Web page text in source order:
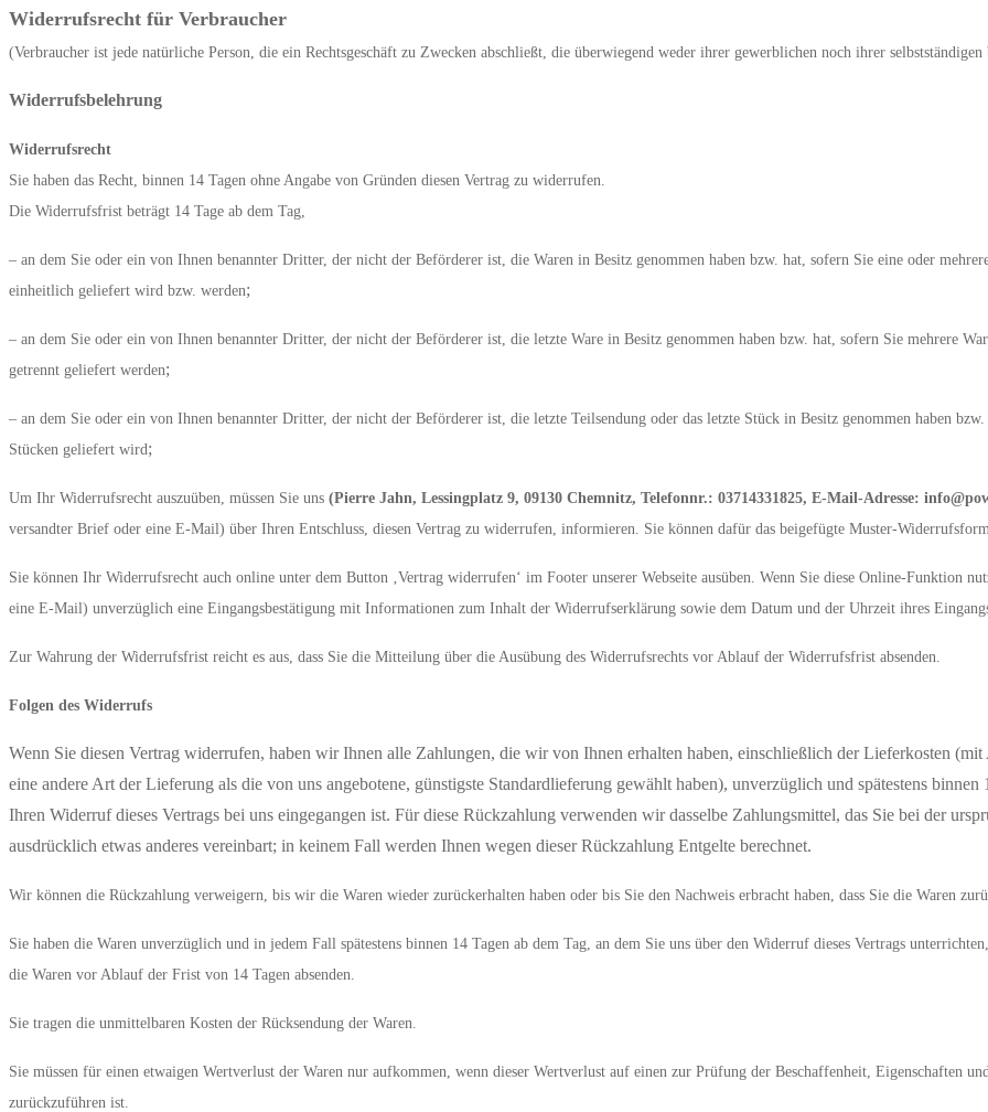
Widerrufsrecht für Verbraucher
(Verbraucher ist jede natürliche Person, die ein Rechtsgeschäft zu Zwecken abschließt, die überwiegend weder ihrer gewerblichen noch ihrer
Widerrufsbelehrung
Widerrufsrecht
Sie haben das Recht, binnen 14 Tagen ohne Angabe von Gründen diesen Vertrag zu widerrufen.
Die Widerrufsfrist beträgt 14 Tage ab dem Tag,
– an dem Sie oder ein von Ihnen benannter Dritter, der nicht der Beförderer ist, die Waren in Besitz genommen haben bzw. hat, sofern Sie eine oder
einheitlich geliefert wird bzw. werden;
– an dem Sie oder ein von Ihnen benannter Dritter, der nicht der Beförderer ist, die letzte Ware in Besitz genommen haben bzw. hat, sofern Sie mehrere
getrennt geliefert werden;
– an dem Sie oder ein von Ihnen benannter Dritter, der nicht der Beförderer ist, die letzte Teilsendung oder das letzte Stück in Besitz genommen haben
Stücken geliefert wird;
Um Ihr Widerrufsrecht auszuüben, müssen Sie uns (Pierre Jahn, Lessingplatz 9, 09130 Chemnitz, Telefonnr.: 03714331825, E-Mail-Adresse:
versandter Brief oder eine E-Mail) über Ihren Entschluss, diesen Vertrag zu widerrufen, informieren. Sie können dafür das beigefügte Muster-
Sie können Ihr Widerrufsrecht auch online unter dem Button ‚Vertrag widerrufen‘ im Footer unserer Webseite ausüben. Wenn Sie diese Online-Funktion
eine E-Mail) unverzüglich eine Eingangsbestätigung mit Informationen zum Inhalt der Widerrufserklärung sowie dem Datum und der Uhrzeit ihres
Zur Wahrung der Widerrufsfrist reicht es aus, dass Sie die Mitteilung über die Ausübung des Widerrufsrechts vor Ablauf der Widerrufsfrist absenden.
Folgen des Widerrufs
Wenn Sie diesen Vertrag widerrufen, haben wir Ihnen alle Zahlungen, die wir von Ihnen erhalten haben, einschließlich der Lieferkosten (mit
eine andere Art der Lieferung als die von uns angebotene, günstigste Standardlieferung gewählt haben), unverzüglich und spätestens binnen
Ihren Widerruf dieses Vertrags bei uns eingegangen ist. Für diese Rückzahlung verwenden wir dasselbe Zahlungsmittel, das Sie bei der
ausdrücklich etwas anderes vereinbart; in keinem Fall werden Ihnen wegen dieser Rückzahlung Entgelte berechnet.
Wir können die Rückzahlung verweigern, bis wir die Waren wieder zurückerhalten haben oder bis Sie den Nachweis erbracht haben, dass Sie die Waren
Sie haben die Waren unverzüglich und in jedem Fall spätestens binnen 14 Tagen ab dem Tag, an dem Sie uns über den Widerruf dieses Vertrags
die Waren vor Ablauf der Frist von 14 Tagen absenden.
Sie tragen die unmittelbaren Kosten der Rücksendung der Waren.
Sie müssen für einen etwaigen Wertverlust der Waren nur aufkommen, wenn dieser Wertverlust auf einen zur Prüfung der Beschaffenheit, Eigenschaften
zurückzuführen ist.